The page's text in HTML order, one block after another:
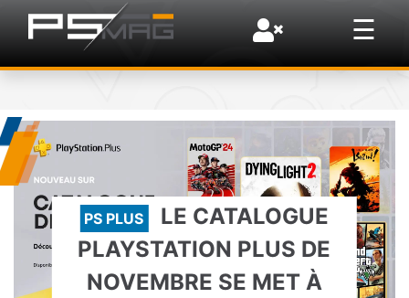
☰
×
PS PLUS
LE CATALOGUE
PLAYSTATION PLUS DE
NOVEMBRE SE MET À